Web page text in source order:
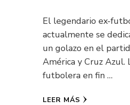
El legendario ex-
actualmente se
un golazo en el
América y Cruz Azul.
futbolera en fin …
LEER MÁS